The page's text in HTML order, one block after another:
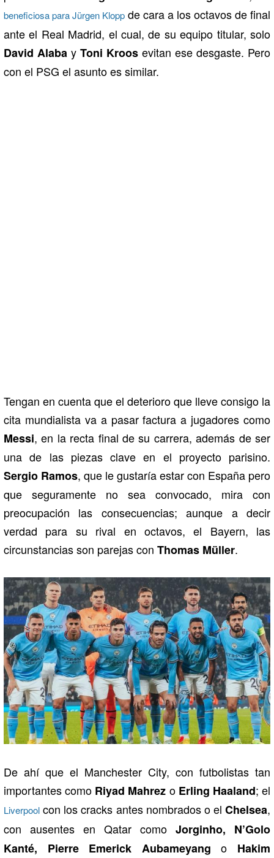
beneficiosa para Jürgen Klopp de cara a los octavos de final
ante el Real Madrid, el cual, de su equipo titular, solo
David Alaba y Toni Kroos evitan ese desgaste. Pero
con el PSG el asunto es similar.
Tengan en cuenta que el deterioro que lleve consigo la
cita mundialista va a pasar factura a jugadores como
Messi, en la recta final de su carrera, además de ser
una de las piezas clave en el proyecto parisino.
Sergio Ramos, que le gustaría estar con España pero
que seguramente no sea convocado, mira con
preocupación las consecuencias; aunque a decir
verdad para su rival en octavos, el Bayern, las
circunstancias son parejas con Thomas Müller.
De ahí que el Manchester City, con futbolistas tan
importantes como Riyad Mahrez o Erling Haaland; el
Liverpool con los cracks antes nombrados o el Chelsea,
con ausentes en Qatar como Jorginho, N’Golo
Kanté, Pierre Emerick Aubameyang o Hakim